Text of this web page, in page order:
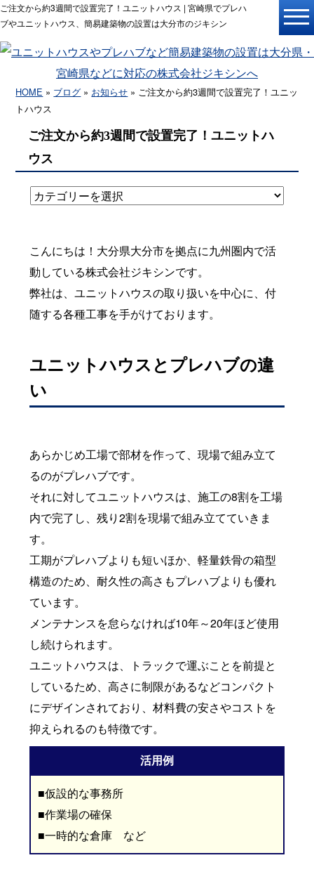
ご注文から約3週間で設置完了！ユニットハウス | 宮崎県でプレハ
ブやユニットハウス、簡易建築物の設置は大分市のジキシン
HOME » ブログ » お知らせ » ご注文から約3週間で設置完了！ユニッ
トハウス
ご注文から約3週間で設置完了！ユニットハ
ウス
こんにちは！大分県大分市を拠点に九州圏内で活
動している株式会社ジキシンです。
弊社は、ユニットハウスの取り扱いを中心に、付
随する各種工事を手がけております。
ユニットハウスとプレハブの違
い
あらかじめ工場で部材を作って、現場で組み立て
るのがプレハブです。
それに対してユニットハウスは、施工の8割を工場
内で完了し、残り2割を現場で組み立てていきま
す。
工期がプレハブよりも短いほか、軽量鉄骨の箱型
構造のため、耐久性の高さもプレハブよりも優れ
ています。
メンテナンスを怠らなければ10年～20年ほど使用
し続けられます。
ユニットハウスは、トラックで運ぶことを前提と
しているため、高さに制限があるなどコンパクト
にデザインされており、材料費の安さやコストを
抑えられるのも特徴です。
活用例
■仮設的な事務所
■作業場の確保
■一時的な倉庫 など